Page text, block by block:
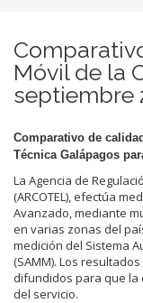
Móvil de la
septiembre
Comparativo de
Técnica Galápagos
La Agencia de
(ARCOTEL), efectúa
Avanzado, mediante
en varias zonas del
medición del Sistema
(SAMM). Los
difundidos para que la
del servicio.